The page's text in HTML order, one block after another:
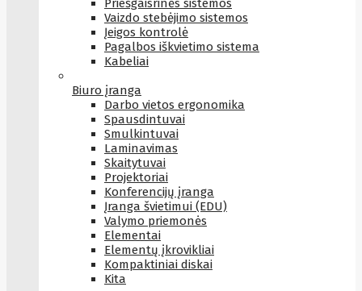
Priešgaisrinės sistemos
Vaizdo stebėjimo sistemos
Įeigos kontrolė
Pagalbos iškvietimo sistema
Kabeliai
Biuro įranga
Darbo vietos ergonomika
Spausdintuvai
Smulkintuvai
Laminavimas
Skaitytuvai
Projektoriai
Konferencijų įranga
Įranga švietimui (EDU)
Valymo priemonės
Elementai
Elementų įkrovikliai
Kompaktiniai diskai
Kita